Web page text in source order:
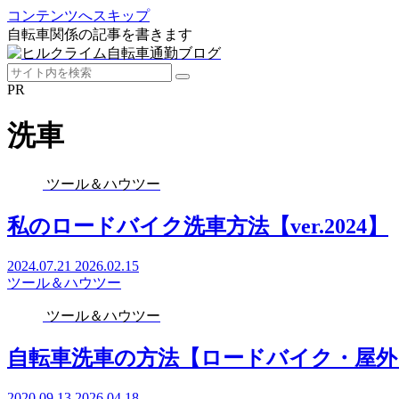
コンテンツへスキップ
自転車関係の記事を書きます
PR
洗車
ツール＆ハウツー
私のロードバイク洗車方法【ver.2024】
2024.07.21 2026.02.15
ツール＆ハウツー
ツール＆ハウツー
自転車洗車の方法【ロードバイク・屋